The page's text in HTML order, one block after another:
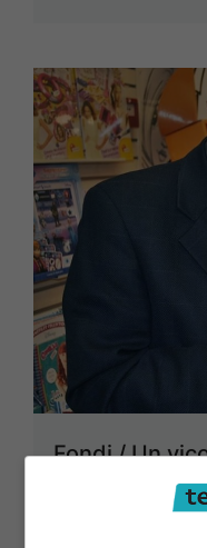
Fondi / Un
intitolato a
venerdì 18